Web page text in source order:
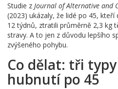
Studie z Journal of Alternative and
(2023) ukázaly, že lidé po 45,
12 týdnů, ztratili průměrně 2,3 kg
stravy. A to jen z důvodu lepšího
zvýšeného pohybu.
Co dělat: tři
hubnutí po 45